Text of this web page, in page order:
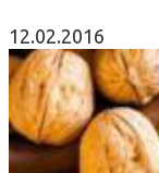
12.02.2016